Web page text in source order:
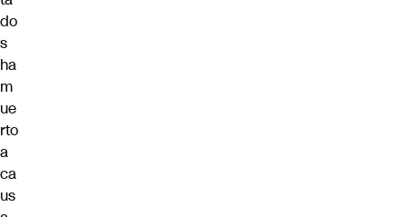
do
s
ha
m
ue
rto
a
ca
us